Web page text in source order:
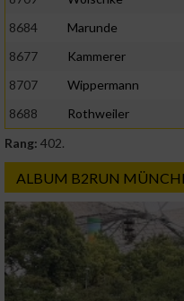
8684
Marunde
8677
Kammerer
8707
Wippermann
8688
Rothweiler
Rang: 402.
ALBUM B2RUN